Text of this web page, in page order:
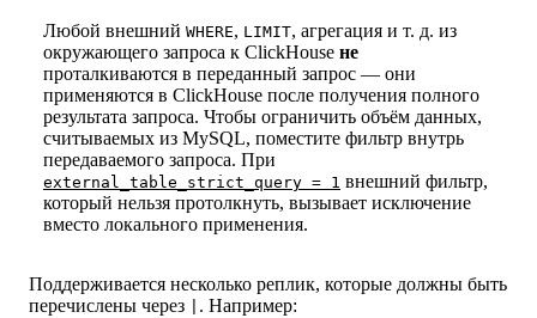
Любой внешний WHERE, LIMIT, агрегация и т. д. из
окружающего запроса к ClickHouse не
проталкиваются в переданный запрос — они
применяются в ClickHouse после получения полного
результата запроса. Чтобы ограничить объём данных,
считываемых из MySQL, поместите фильтр внутрь
передаваемого запроса. При
external_table_strict_query = 1 внешний фильтр,
который нельзя протолкнуть, вызывает исключение
вместо локального применения.
Поддерживается несколько реплик, которые должны быть
перечислены через
. Например: